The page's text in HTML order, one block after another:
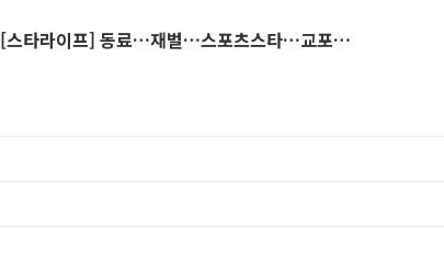
[스타라이프] 동료…재벌…스포츠스타…교포…